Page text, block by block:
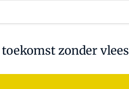
zonder vlees